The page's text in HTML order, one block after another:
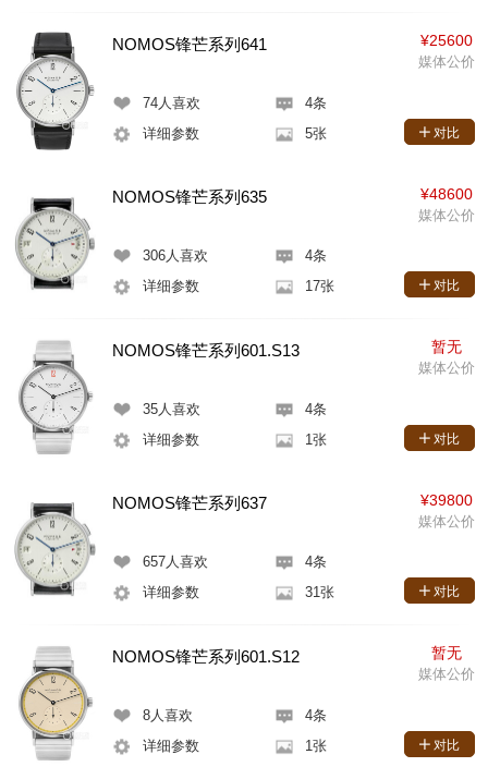
NOMOS锋芒系列641
74人喜欢
4条
详细参数
5张
¥25600
媒体公价
对比
NOMOS锋芒系列635
306人喜欢
4条
详细参数
17张
¥48600
媒体公价
对比
NOMOS锋芒系列601.S13
35人喜欢
4条
详细参数
1张
暂无
媒体公价
对比
NOMOS锋芒系列637
657人喜欢
4条
详细参数
31张
¥39800
媒体公价
对比
NOMOS锋芒系列601.S12
8人喜欢
4条
详细参数
1张
暂无
媒体公价
对比